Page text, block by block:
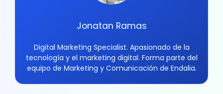
Jonatan Ramas
Digital Marketing Specialist. Apasionado de la
tecnología y el marketing digital. Forma parte del
equipo de Marketing y Comunicación de Endalia.